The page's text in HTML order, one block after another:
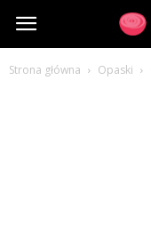
MydlanyRaj.pl
Strona główna Opaski